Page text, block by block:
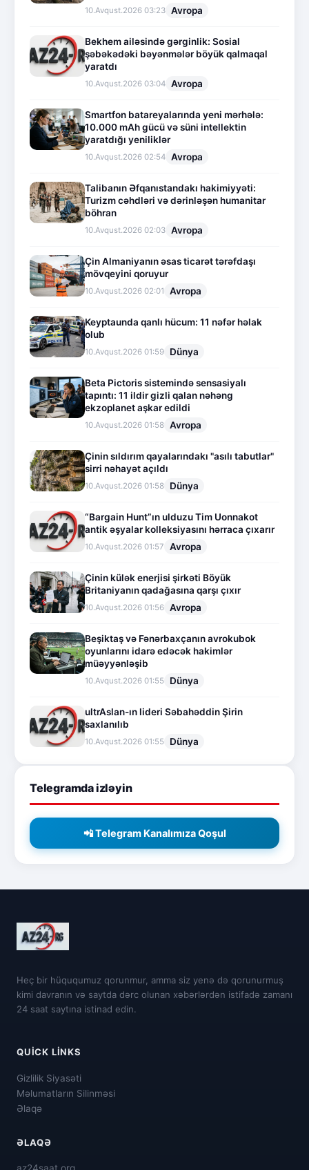
10.Avqust.2026 03:23 Avropa
Bekhem ailəsində gərginlik: Sosial
şəbəkədəki bəyənmələr böyük qalmaqal
yaratdı
10.Avqust.2026 03:04 Avropa
Smartfon batareyalarında yeni mərhələ:
10.000 mAh gücü və süni intellektin
yaratdığı yeniliklər
10.Avqust.2026 02:54 Avropa
Talibanın Əfqanıstandakı hakimiyyəti:
Turizm cəhdləri və dərinləşən humanitar
böhran
10.Avqust.2026 02:03 Avropa
Çin Almaniyanın əsas ticarət tərəfdaşı
mövqeyini qoruyur
10.Avqust.2026 02:01 Avropa
Keyptaunda qanlı hücum: 11 nəfər həlak
olub
10.Avqust.2026 01:59 Dünya
Beta Pictoris sistemində sensasiyalı
tapıntı: 11 ildir gizli qalan nəhəng
ekzoplanet aşkar edildi
10.Avqust.2026 01:58 Avropa
Çinin sıldırım qayalarındakı "asılı tabutlar"
sirri nəhayət açıldı
10.Avqust.2026 01:58 Dünya
“Bargain Hunt”ın ulduzu Tim Uonnakot
antik əşyalar kolleksiyasını hərraca çıxarır
10.Avqust.2026 01:57 Avropa
Çinin külək enerjisi şirkəti Böyük
Britaniyanın qadağasına qarşı çıxır
10.Avqust.2026 01:56 Avropa
Beşiktaş və Fənərbaxçanın avrokubok
oyunlarını idarə edəcək hakimlər
müəyyənləşib
10.Avqust.2026 01:55 Dünya
ultrAslan-ın lideri Səbahəddin Şirin
saxlanılıb
10.Avqust.2026 01:55 Dünya
Telegramda izləyin
📲 Telegram Kanalımıza Qoşul
Heç bir hüququmuz qorunmur, amma siz yenə də qorunurmuş
kimi davranın və saytda dərc olunan xəbərlərdən istifadə zamanı
24 saat saytına istinad edin.
QUICK LINKS
Gizlilik Siyasəti
Məlumatların Silinməsi
Əlaqə
ƏLAQƏ